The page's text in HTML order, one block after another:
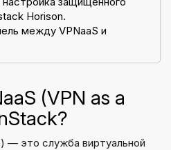
Horison.
между VPNaaS и
(VPN as a
— это служба виртуальной